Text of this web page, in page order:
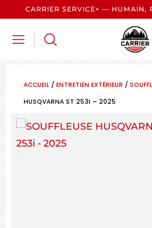
CARRIER SERVICE+ — HUMAIN,
ACCUEIL /ENTRETIEN EXTÉRIEUR /
HUSQVARNA ST 253I – 2025